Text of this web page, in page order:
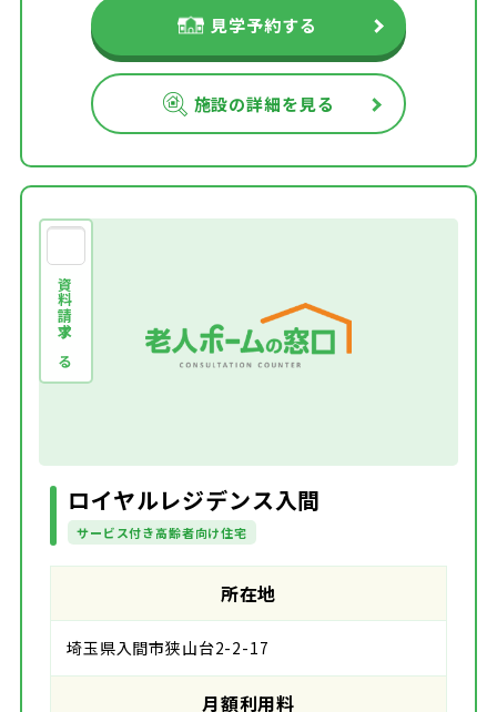
見学予約する
施設の詳細を見る
資料請求する
ロイヤルレジデンス入間
サービス付き高齢者向け住宅
所在地
埼玉県入間市狭山台2-2-17
月額利用料